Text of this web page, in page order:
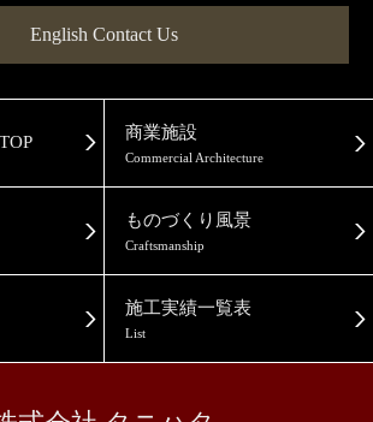
English Contact Us
商業施設
Commercial Architecture
ものづくり風景
Craftsmanship
施工実績一覧表
List